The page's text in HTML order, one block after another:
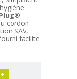
cordon
SAV,
facilite
+